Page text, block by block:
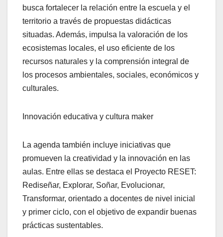
busca fortalecer la relación entre la escuela y el
territorio a través de propuestas didácticas
situadas. Además, impulsa la valoración de los
ecosistemas locales, el uso eficiente de los
recursos naturales y la comprensión integral de
los procesos ambientales, sociales, económicos y
culturales.
Innovación educativa y cultura maker
La agenda también incluye iniciativas que
promueven la creatividad y la innovación en las
aulas. Entre ellas se destaca el Proyecto RESET:
Rediseñar, Explorar, Soñar, Evolucionar,
Transformar, orientado a docentes de nivel inicial
y primer ciclo, con el objetivo de expandir buenas
prácticas sustentables.